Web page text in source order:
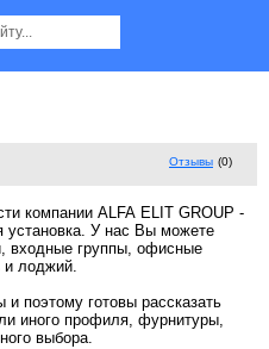
Отзывы (0)
компании ALFA ELIT GROUP -
установка. У нас Вы можете
входные группы, офисные
и лоджий.
поэтому готовы рассказать
иного профиля, фурнитуры,
выбора.